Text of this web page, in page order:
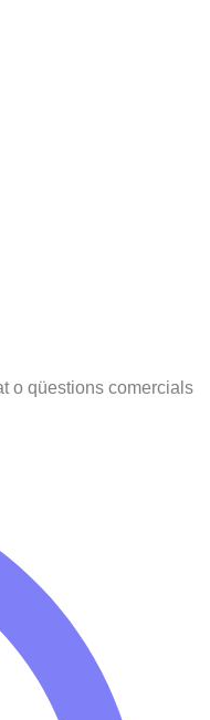
o qüestions comercials